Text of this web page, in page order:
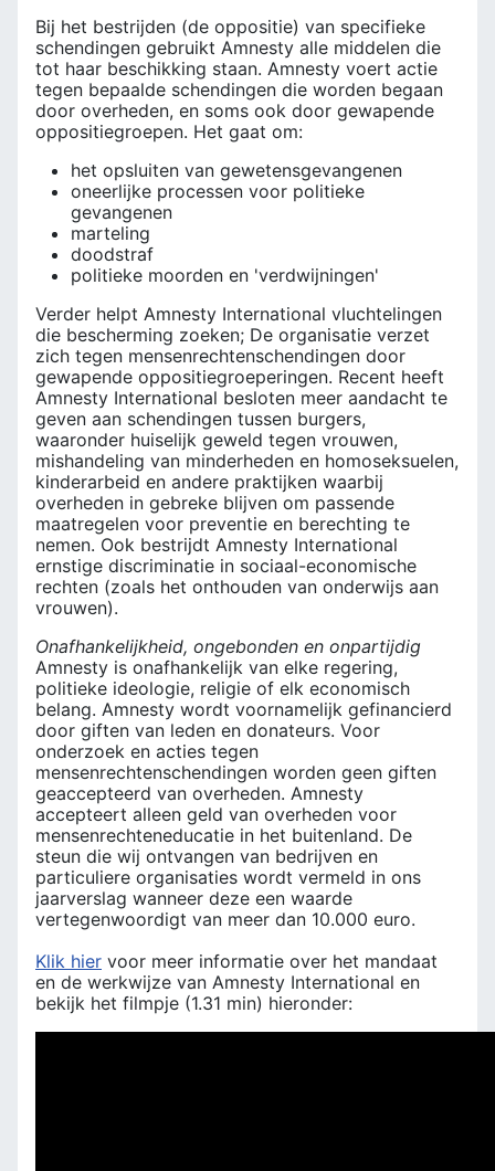
Bij het bestrijden (de oppositie) van specifieke
schendingen gebruikt Amnesty alle middelen die
tot haar beschikking staan. Amnesty voert actie
tegen bepaalde schendingen die worden begaan
door overheden, en soms ook door gewapende
oppositiegroepen. Het gaat om:
het opsluiten van gewetensgevangenen
oneerlijke processen voor politieke
gevangenen
marteling
doodstraf
politieke moorden en 'verdwijningen'
Verder helpt Amnesty International vluchtelingen
die bescherming zoeken; De organisatie verzet
zich tegen mensenrechtenschendingen door
gewapende oppositiegroeperingen. Recent heeft
Amnesty International besloten meer aandacht te
geven aan schendingen tussen burgers,
waaronder huiselijk geweld tegen vrouwen,
mishandeling van minderheden en homoseksuelen,
kinderarbeid en andere praktijken waarbij
overheden in gebreke blijven om passende
maatregelen voor preventie en berechting te
nemen. Ook bestrijdt Amnesty International
ernstige discriminatie in sociaal-economische
rechten (zoals het onthouden van onderwijs aan
vrouwen).
Onafhankelijkheid, ongebonden en onpartijdig
Amnesty is onafhankelijk van elke regering,
politieke ideologie, religie of elk economisch
belang. Amnesty wordt voornamelijk gefinancierd
door giften van leden en donateurs. Voor
onderzoek en acties tegen
mensenrechtenschendingen worden geen giften
geaccepteerd van overheden. Amnesty
accepteert alleen geld van overheden voor
mensenrechteneducatie in het buitenland. De
steun die wij ontvangen van bedrijven en
particuliere organisaties wordt vermeld in ons
jaarverslag wanneer deze een waarde
vertegenwoordigt van meer dan 10.000 euro.
Klik hier voor meer informatie over het mandaat
en de werkwijze van Amnesty International en
bekijk het filmpje (1.31 min) hieronder: